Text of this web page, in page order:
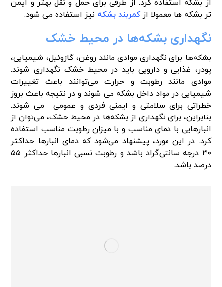
از بشکه‌ استفاده کرد. از طرفی برای حمل و نقل بهتر و ایمن
تر بشکه ها معمولا ازکمربند بشکه نیز استفاده می شود.
نگهداری بشکه‌ها در محیط خشک
بشکه‌ها برای نگهداری موادی مانند روغن، گازوئیل، شیمیایی،
پودر، غذایی و دارویی باید در محیط خشک نگهداری شوند.
موادی مانند رطوبت و حرارت می‌توانند باعث تغییرات
شیمیایی در مواد داخل بشکه می شوند و در نتیجه باعث بروز
خطراتی برای سلامتی و ایمنی فردی و عمومی می شوند.
بنابراین، برای نگهداری از بشکه‌ها در محیط خشک، می‌توان از
انبارهایی با دمای مناسب و با میزان رطوبت مناسب استفاده
کرد. در این مورد، پیشنهاد می‌شود که دمای انبارها حداکثر
۳۰ درجه سانتی‌گراد باشد و رطوبت نسبی انبارها حداکثر ۵۵
درصد باشد.